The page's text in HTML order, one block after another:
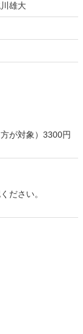
雄大
が対象）3300円
ださい。